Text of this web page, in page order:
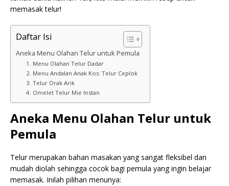
memasak telur!
Daftar Isi
Aneka Menu Olahan Telur untuk Pemula
1. Menu Olahan Telur Dadar
2. Menu Andalan Anak Kos: Telur Ceplok
3. Telur Orak Arik
4. Omelet Telur Mie Instan
Aneka Menu Olahan Telur untuk
Pemula
Telur merupakan bahan masakan yang sangat fleksibel dan
mudah diolah sehingga cocok bagi pemula yang ingin belajar
memasak. Inilah pilihan menunya: